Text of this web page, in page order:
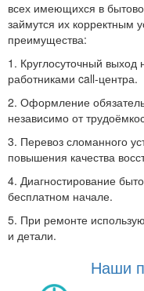
всех имеющихся в
займутся их корректным
преимущества:
1. Круглосуточный
работниками call-центра.
2. Оформление
независимо от
3. Перевоз сломанного
повышения качества
4. Диагностирование
бесплатном начале.
5. При ремонте
и детали.
Наши